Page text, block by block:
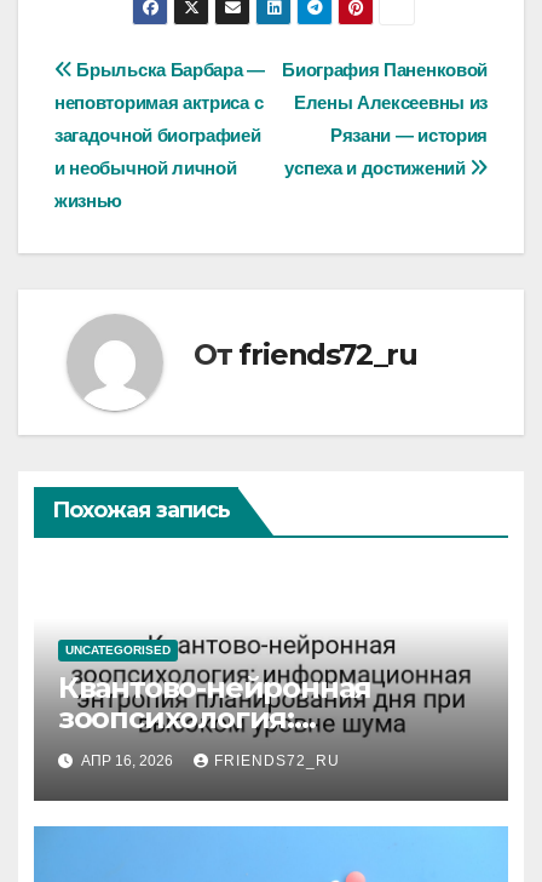
Навигация
по
записям
Биография Паненковой
Елены Алексеевны из
Рязани — история
успеха и достижений
Брыльска Барбара —
неповторимая актриса с
загадочной биографией
и необычной личной
жизнью
От friends72_ru
Похожая запись
UNCATEGORISED
Квантово-нейронная
зоопсихология:
информационная энтропия
планирования дня при
высоком уровне шума
АПР 16, 2026 FRIENDS72_RU